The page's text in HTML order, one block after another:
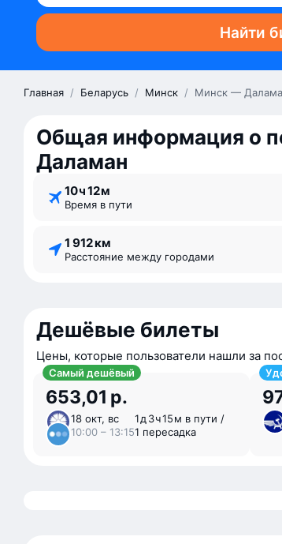
Найти
Главная / Беларусь / Минск / Минск —
Общая информация о
Даламан
10 ⁠ч 12 ⁠м
Время в пути
1 912 км
Расстояние между городами
Дешёвые билеты
Цены, которые пользователи нашли за
Самый дешёвый
653,01 р.
18 окт, вс
10:00 – 13:15
1 ⁠д 3 ⁠ч 15 ⁠м в пути /
1 пересадка